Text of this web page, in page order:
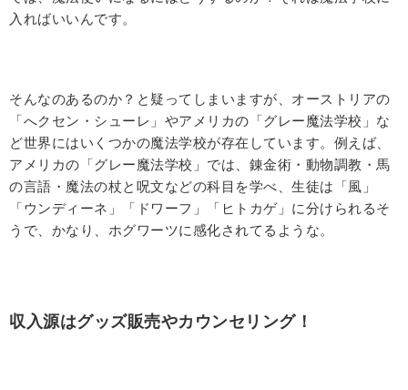
入ればいいんです。
そんなのあるのか？と疑ってしまいますが、オーストリアの
「へクセン・シューレ」やアメリカの「グレー魔法学校」な
ど世界にはいくつかの魔法学校が存在しています。例えば、
アメリカの「グレー魔法学校」では、錬金術・動物調教・馬
の言語・魔法の杖と呪文などの科目を学べ、生徒は「風」
「ウンディーネ」「ドワーフ」「ヒトカゲ」に分けられるそ
うで、かなり、ホグワーツに感化されてるような。
収入源はグッズ販売やカウンセリング！